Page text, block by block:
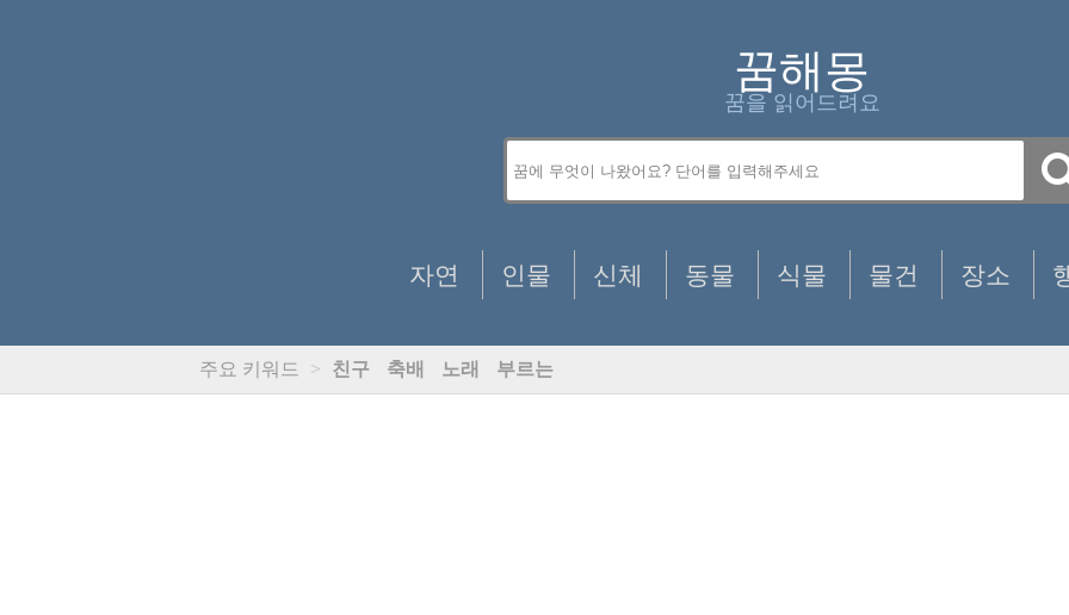
꿈해몽
꿈을 읽어드려요
자연 인물 신체 동물 식물 물건 장소
주요 키워드 > 친구 축배 노래 부르는